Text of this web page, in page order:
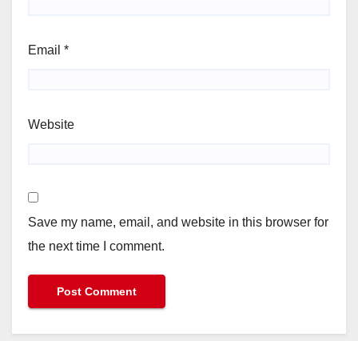
Email *
Website
Save my name, email, and website in this browser for
the next time I comment.